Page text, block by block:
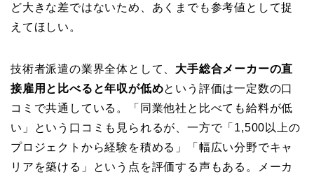
ど大きな差ではないため、あくまでも参考値として捉
えてほしい。
技術者派遣の業界全体として、 大手総合メーカーの直
接雇用と比べると年収が低めという評価は一定数の口
コミで共通している。「同業他社と比べても給料が低
い」という口コミも見られるが、一方で「1,500以上の
プロジェクトから経験を積める」「幅広い分野でキャ
リアを築ける」という点を評価する声もある。メーカ